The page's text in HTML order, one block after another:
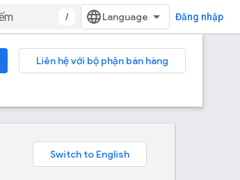
/ Đăng nhập
Liên hệ với bộ phận bán hàng